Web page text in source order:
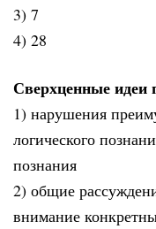
3) 7
4) 28
Сверхценные идеи
1) нарушения
логического
познания
2) общие
внимание